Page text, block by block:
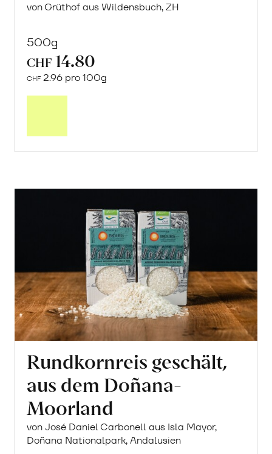
von Grüthof aus Wildensbuch, ZH
500g
CHF 14.80
CHF 2.96 pro 100g
Rundkornreis geschält,
aus dem Doñana-
Moorland
von José Daniel Carbonell aus Isla Mayor,
Doñana Nationalpark, Andalusien